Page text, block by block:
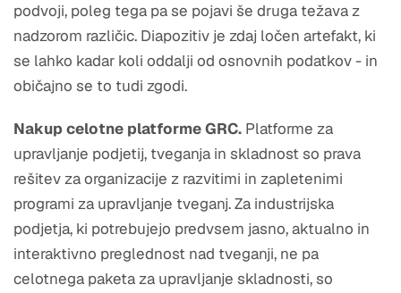
podvoji, poleg tega pa se pojavi še druga težava z
nadzorom različic. Diapozitiv je zdaj ločen artefakt, ki
se lahko kadar koli oddalji od osnovnih podatkov - in
običajno se to tudi zgodi.
Nakup celotne platforme GRC. Platforme za
upravljanje podjetij, tveganja in skladnost so prava
rešitev za organizacije z razvitimi in zapletenimi
programi za upravljanje tveganj. Za industrijska
podjetja, ki potrebujejo predvsem jasno, aktualno in
interaktivno preglednost nad tveganji, ne pa
celotnega paketa za upravljanje skladnosti, so